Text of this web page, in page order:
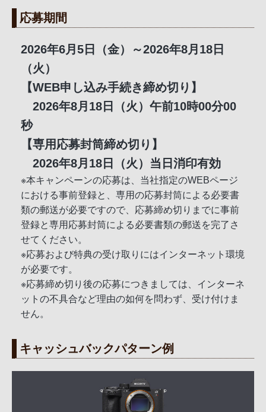
応募期間
2026年6月5日（金）～2026年8月18日
（火）
【WEB申し込み手続き締め切り】
2026年8月18日（火）午前10時00分00
秒
【専用応募封筒締め切り】
2026年8月18日（火）当日消印有効
※本キャンペーンの応募は、当社指定のWEBページ
における事前登録と、専用の応募封筒による必要書
類の郵送が必要ですので、応募締め切りまでに事前
登録と専用応募封筒による必要書類の郵送を完了さ
せてください。
※応募および特典の受け取りにはインターネット環境
が必要です。
※応募締め切り後の応募につきましては、インターネ
ットの不具合など理由の如何を問わず、受け付けま
せん。
キャッシュバックパターン例